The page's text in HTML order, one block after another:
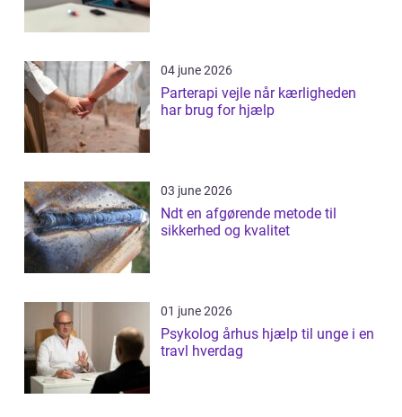
04 june 2026
Parterapi vejle når kærligheden
har brug for hjælp
03 june 2026
Ndt en afgørende metode til
sikkerhed og kvalitet
01 june 2026
Psykolog århus hjælp til unge i en
travl hverdag